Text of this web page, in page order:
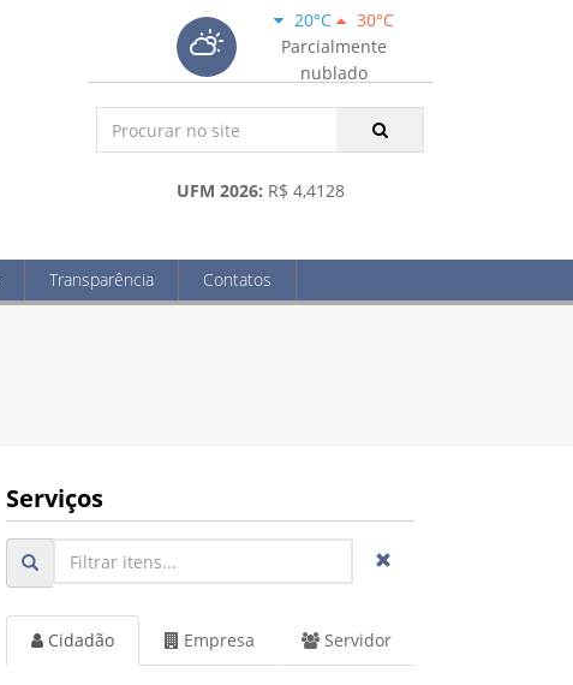
20°C
30°C
Parcialmente
nublado
UFM 2026: R$ 4,4128
Transparência Contatos
Serviços
Cidadão Empresa Servidor